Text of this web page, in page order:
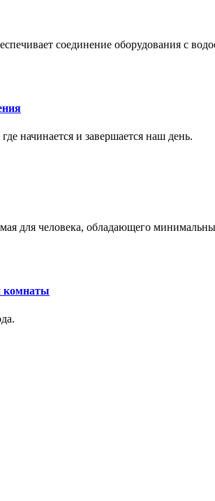
соединение оборудования с
начинается и завершается наш день.
для человека, обладающего
комнаты